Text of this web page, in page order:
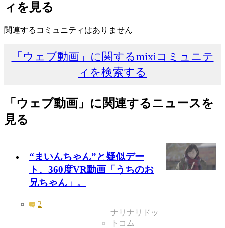
ィを見る
関連するコミュニティはありません
「ウェブ動画」に関するmixiコミュニテ
ィを検索する
「ウェブ動画」に関連するニュースを
見る
“まいんちゃん”と疑似デー
ト、360度VR動画「うちのお
兄ちゃん」。
2
ナリナリドッ
トコム